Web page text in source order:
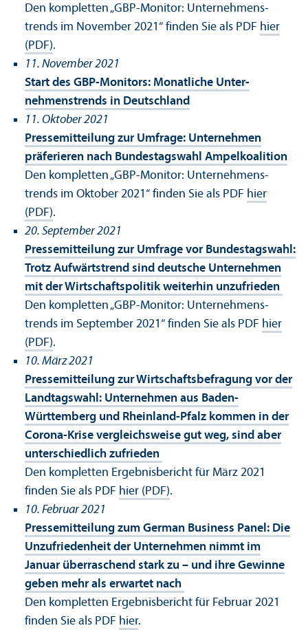
Den kompletten „GBP-Monitor: Unter­nehmens­
trends im November 2021“ finden Sie als PDF hier
(PDF).
11. November 2021
Start des GBP-Monitors: Monatliche Unter­
nehmens­trends in Deutschland
11. Oktober 2021
Pressemitteilung zur Umfrage: Unter­nehmen
präferieren nach Bundestagswahl Ampelkoalition
Den kompletten „GBP-Monitor: Unter­nehmens­
trends im Oktober 2021“ finden Sie als PDF hier
(PDF).
20. September 2021
Pressemitteilung zur Umfrage vor Bundestagswahl:
Trotz Aufwärtstrend sind deutsche Unter­nehmen
mit der Wirtschafts­politik weiterhin un­zufrieden
Den kompletten „GBP-Monitor: Unter­nehmens­
trends im September 2021“ finden Sie als PDF hier
(PDF).
10. März 2021
Pressemitteilung zur Wirtschafts­befragung vor der
Landtagswahl: Unter­nehmen aus Baden-
Württemberg und Rheinland-Pfalz kommen in der
Corona-Krise vergleich­sweise gut weg, sind aber
unter­schiedlich zufrieden
Den kompletten Ergebnisbericht für März 2021
finden Sie als PDF hier (PDF).
10. Februar 2021
Pressemitteilung zum German Business Panel: Die
Un­zufriedenheit der Unter­nehmen nimmt im
Januar überraschend stark zu – und ihre Gewinne
geben mehr als erwartet nach
Den kompletten Ergebnisbericht für Februar 2021
finden Sie als PDF hier.